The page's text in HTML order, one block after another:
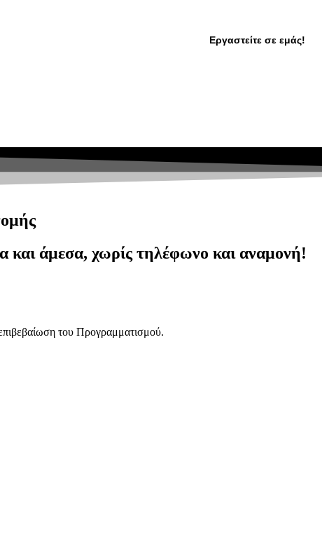
Εργαστείτε σε εμάς!
και άμεσα, χωρίς τηλέφωνο και αναμονή!
του Προγραμματισμού.